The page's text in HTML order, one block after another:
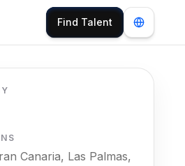
Find Talent
Canaria, Las Palmas,